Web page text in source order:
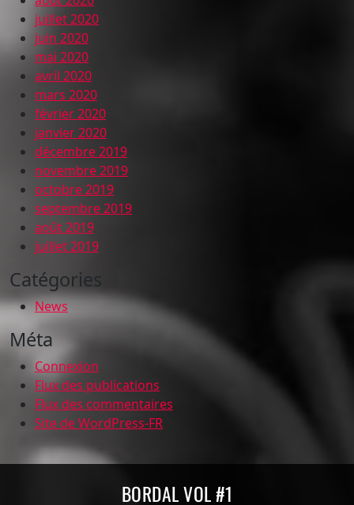
juillet 2020
juin 2020
mai 2020
avril 2020
mars 2020
février 2020
janvier 2020
décembre 2019
novembre 2019
octobre 2019
septembre 2019
août 2019
juillet 2019
Catégories
News
Méta
Connexion
Flux des publications
Flux des commentaires
Site de WordPress-FR
BORDAL VOL #1